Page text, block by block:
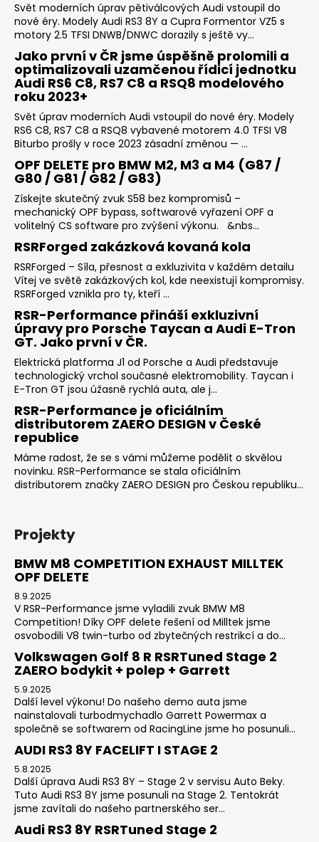
Svět moderních úprav pětiválcových Audi vstoupil do
nové éry. Modely Audi RS3 8Y a Cupra Formentor VZ5 s
motory 2.5 TFSI DNWB/DNWC dorazily s ještě vy...
Jako první v ČR jsme úspěšně prolomili a
optimalizovali uzamčenou řídicí jednotku
Audi RS6 C8, RS7 C8 a RSQ8 modelového
roku 2023+
Svět úprav moderních Audi vstoupil do nové éry. Modely
RS6 C8, RS7 C8 a RSQ8 vybavené motorem 4.0 TFSI V8
Biturbo prošly v roce 2023 zásadní změnou — ...
OPF DELETE pro BMW M2, M3 a M4 (G87 /
G80 / G81 / G82 / G83)
Získejte skutečný zvuk S58 bez kompromisů –
mechanický OPF bypass, softwarové vyřazení OPF a
volitelný CS software pro zvýšení výkonu. &nbs...
RSRForged zakázková kovaná kola
RSRForged – Síla, přesnost a exkluzivita v každém detailu
Vítej ve světě zakázkových kol, kde neexistují kompromisy.
RSRForged vznikla pro ty, kteří ...
RSR-Performance přináší exkluzivní
úpravy pro Porsche Taycan a Audi E-Tron
GT. Jako první v ČR.
Elektrická platforma J1 od Porsche a Audi představuje
technologický vrchol současné elektromobility. Taycan i
E-Tron GT jsou úžasně rychlá auta, ale j...
RSR-Performance je oficiálním
distributorem ZAERO DESIGN v České
republice
Máme radost, že se s vámi můžeme podělit o skvělou
novinku. RSR-Performance se stala oficiálním
distributorem značky ZAERO DESIGN pro Českou republiku...
Projekty
BMW M8 COMPETITION EXHAUST MILLTEK
OPF DELETE
8.9.2025
V RSR-Performance jsme vyladili zvuk BMW M8
Competition! Díky OPF delete řešení od Milltek jsme
osvobodili V8 twin-turbo od zbytečných restrikcí a do...
Volkswagen Golf 8 R RSRTuned Stage 2
ZAERO bodykit + polep + Garrett
5.9.2025
Další level výkonu! Do našeho demo auta jsme
nainstalovali turbodmychadlo Garrett Powermax a
společně se softwarem od RacingLine jsme ho posunuli...
AUDI RS3 8Y FACELIFT I STAGE 2
5.8.2025
Další úprava Audi RS3 8Y – Stage 2 v servisu Auto Beky.
Tuto Audi RS3 8Y jsme posunuli na Stage 2. Tentokrát
jsme zavítali do našeho partnerského ser...
Audi RS3 8Y RSRTuned Stage 2